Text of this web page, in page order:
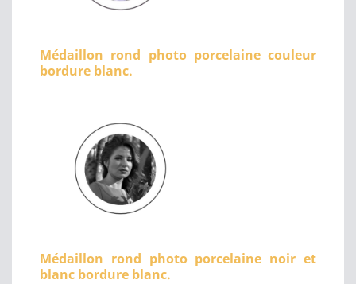
Médaillon rond photo porcelaine couleur
bordure blanc.
Médaillon rond photo porcelaine noir et
blanc bordure blanc.